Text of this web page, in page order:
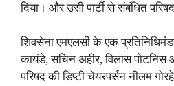
दिया। और उसी पार्टी से संबंधित
शिवसेना एमएलसी के एक
कायंडे, सचिन अहीर, विलास
परिषद की डिप्टी चेयरपर्सन नीलम